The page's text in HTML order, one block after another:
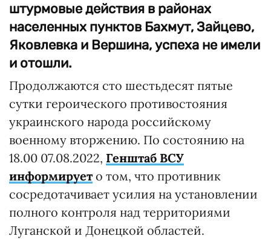
штурмовые действия в районах
населенных пунктов Бахмут, Зайцево,
Яковлевка и Вершина, успеха не имели
и отошли.
Продолжаются сто шестьдесят пятые
сутки героического противостояния
украинского народа российскому
военному вторжению. По состоянию на
18.00 07.08.2022, Генштаб ВСУ
информируето том, что противник
сосредотачивает усилия на установлении
полного контроля над территориями
Луганской и Донецкой областей.